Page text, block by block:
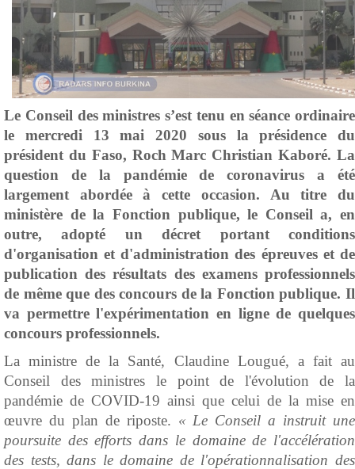
Le Conseil des ministres s’est tenu en séance ordinaire
le mercredi 13 mai 2020 sous la présidence du
président du Faso, Roch Marc Christian Kaboré. La
question de la pandémie de coronavirus a été
largement abordée à cette occasion. Au titre du
ministère de la Fonction publique, le Conseil a, en
outre, adopté un décret portant conditions
d'organisation et d'administration des épreuves et de
publication des résultats des examens professionnels
de même que des concours de la Fonction publique. Il
va permettre l'expérimentation en ligne de quelques
concours professionnels.
La ministre de la Santé, Claudine Lougué, a fait au
Conseil des ministres le point de l'évolution de la
pandémie de COVID-19 ainsi que celui de la mise en
œuvre du plan de riposte. « Le Conseil a instruit une
poursuite des efforts dans le domaine de l'accélération
des tests, dans le domaine de l'opérationnalisation des